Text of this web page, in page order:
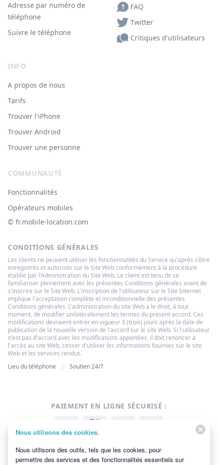
Adresse par numéro de
téléphone
Suivre le téléphone
INFO
A propos de nous
Tarifs
Trouver l'iPhone
Trouver Android
Trouver une personne
FAQ
Twitter
Critiques d'utilisateurs
COMMUNAUTÉ
Fonctionnalités
Opérateurs mobiles
© ‌fr.mobile-location.com
CONDITIONS GÉNÉRALES
Les clients ne peuvent utiliser les fonctionnalités du Service qu'après s'être
enregistrés et autorisés sur le Site Web conformément à la procédure
établie par l'Administration du Site Web. Le client est tenu de se
familiariser pleinement avec les présentes Conditions générales avant de
s'inscrire sur le Site Web. L'inscription de l'utilisateur sur le Site Internet
implique l'acceptation complète et inconditionnelle des présentes
Conditions générales. L'administration du site Web a le droit, à tout
moment, de modifier unilatéralement les termes du présent accord. Ces
modifications devraient entrer en vigueur 3 (trois) jours après la date de
publication de la nouvelle version de l'accord sur le site Web. Si l'utilisateur
n'est pas d'accord avec les modifications apportées, il doit renoncer à
l'accès au site Web, cesser d'utiliser les informations fournies sur le site
Web et les services rendus.
Lieu du téléphone
Soutien 24/7
PAIEMENT EN LIGNE SÉCURISÉ :
Nous utilisons des cookies.
Nous utilisons des outils, tels que les cookies, pour
permettre des services et des fonctionnalités essentiels sur